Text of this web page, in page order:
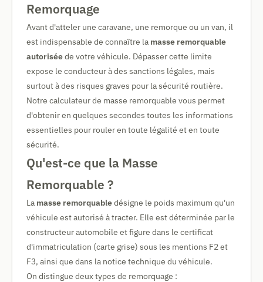
Remorquage
Avant d'atteler une caravane, une remorque ou un van, il
est indispensable de connaître la masse remorquable
autoriséede votre véhicule. Dépasser cette limite
expose le conducteur à des sanctions légales, mais
surtout à des risques graves pour la sécurité routière.
Notre calculateur de masse remorquable vous permet
d'obtenir en quelques secondes toutes les informations
essentielles pour rouler en toute légalité et en toute
sécurité.
Qu'est-ce que la Masse
Remorquable ?
La masse remorquabledésigne le poids maximum qu'un
véhicule est autorisé à tracter. Elle est déterminée par le
constructeur automobile et figure dans le certificat
d'immatriculation (carte grise) sous les mentions F2 et
F3, ainsi que dans la notice technique du véhicule.
On distingue deux types de remorquage :